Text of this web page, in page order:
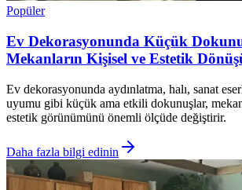
Popüler
Ev Dekorasyonunda Küçük
Mekanların Kişisel ve Estetik
Ev dekorasyonunda aydınlatma, halı, sanat
uyumu gibi küçük ama etkili dokunuşlar,
estetik görünümünü önemli ölçüde değiştirir.
Daha fazla bilgi edinin